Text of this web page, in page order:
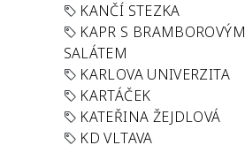
KANČÍ STEZKA
KAPR S BRAMBOROVÝM
SALÁTEM
KARLOVA UNIVERZITA
KARTÁČEK
KATEŘINA ŽEJDLOVÁ
KD VLTAVA